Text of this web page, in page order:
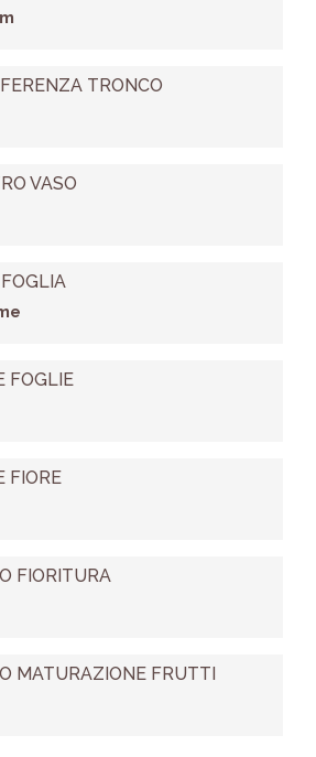
TRONCO
VASO
FOGLIE
FIORE
FIORITURA
MATURAZIONE FRUTTI